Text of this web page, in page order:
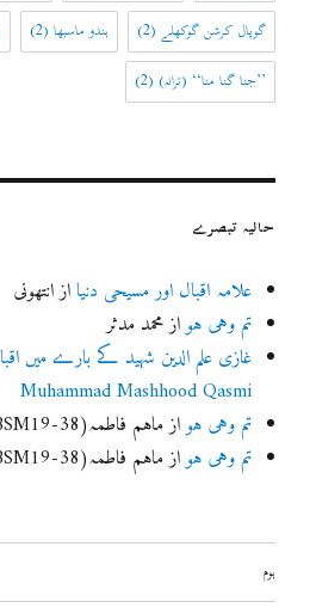
گوپال کرشن گوکھلے(2) ہندو ماسبھا(2)
’’جنا گنا منا‘‘ (ترانہ)(2)
حالیہ تبصرے
علامہ اقبال اور مسیحی دنیاازانتھونی
تم وہی ہوازمحمد مدثر
غازی علم الدین شہید کے بارے میں
Muhammad Mashhood Qasmi
تم وہی ہوازماہم فاطمہ(BSM19-38)
تم وہی ہوازماہم فاطمہ(BSM19-38)
ہوم